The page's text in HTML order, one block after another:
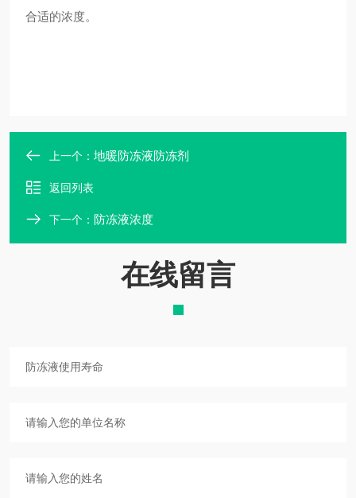
合适的浓度。
上一个： 地暖防冻液防冻剂
返回列表
下一个： 防冻液浓度
在线留言